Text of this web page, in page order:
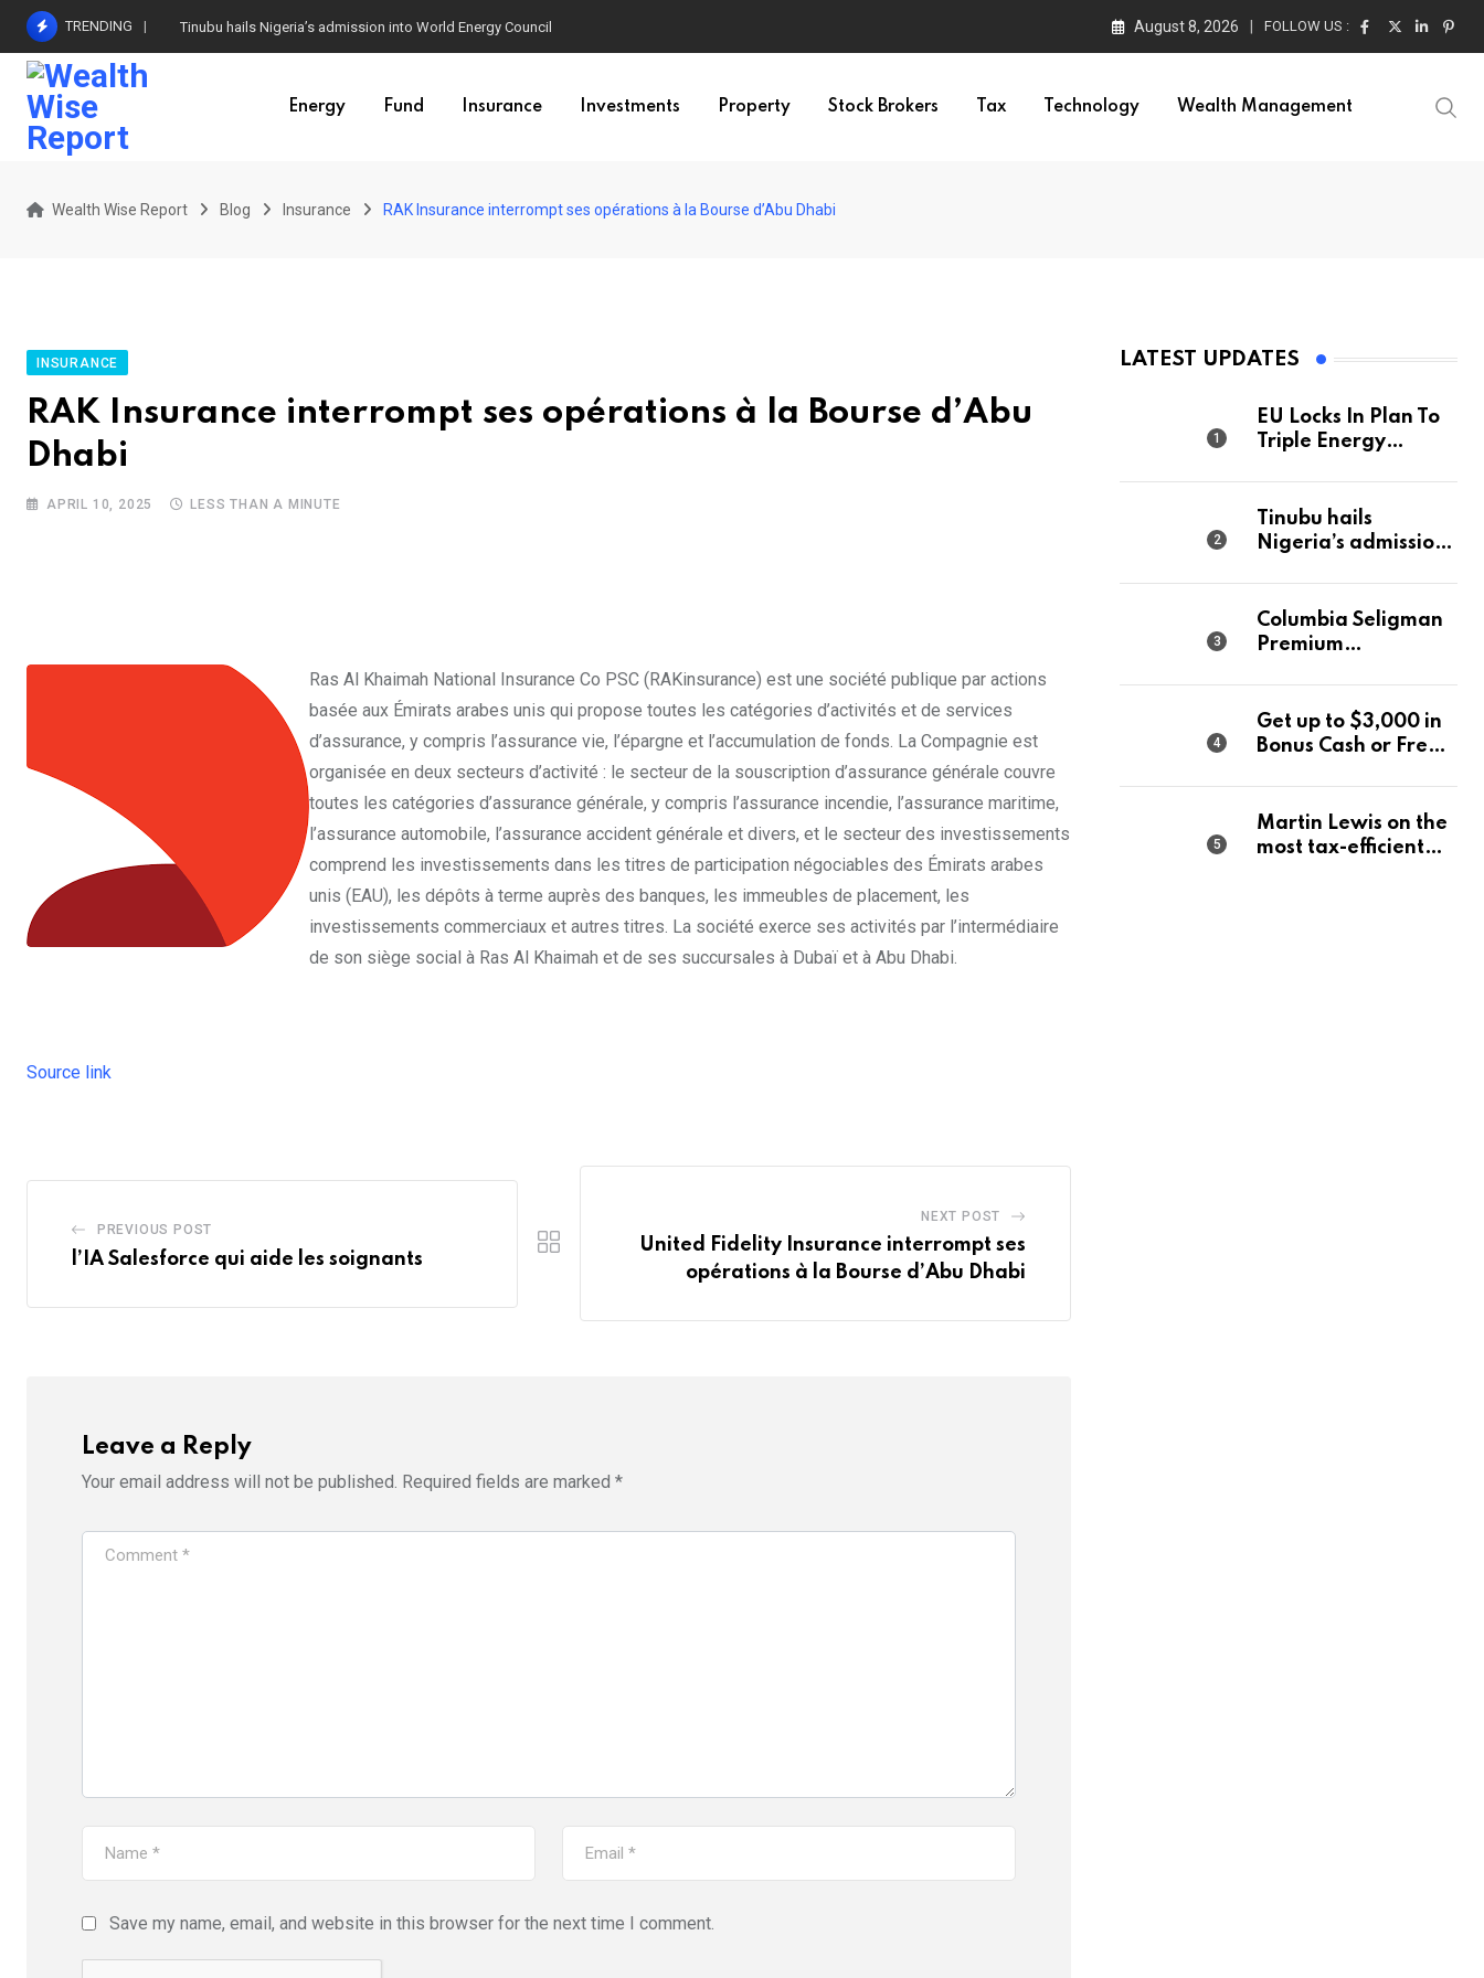
Skip
content
TRENDING Tinubu hails Nigeria’s admission into World Energy Council August 8, 2026 FOLLOW US :
Energy Fund Insurance Investments Property Stock Brokers Tax Technology Wealth Management
Wealth Wise Report Blog Insurance RAK Insurance interrompt ses opérations à la Bourse d’Abu Dhabi
INSURANCE
RAK Insurance interrompt ses opérations à la Bourse d’Abu
Dhabi
APRIL 10, 2025 LESS THAN A MINUTE
Ras Al Khaimah National Insurance Co PSC (RAKinsurance) est une société publique par actions
basée aux Émirats arabes unis qui propose toutes les catégories d’activités et de services
d’assurance, y compris l’assurance vie, l’épargne et l’accumulation de fonds. La Compagnie est
organisée en deux secteurs d’activité : le secteur de la souscription d’assurance générale couvre
toutes les catégories d’assurance générale, y compris l’assurance incendie, l’assurance maritime,
l’assurance automobile, l’assurance accident générale et divers, et le secteur des investissements
comprend les investissements dans les titres de participation négociables des Émirats arabes
unis (EAU), les dépôts à terme auprès des banques, les immeubles de placement, les
investissements commerciaux et autres titres. La société exerce ses activités par l’intermédiaire
de son siège social à Ras Al Khaimah et de ses succursales à Dubaï et à Abu Dhabi.
Source link
PREVIOUS POST
l’IA Salesforce qui aide les soignants
NEXT POST
United Fidelity Insurance interrompt ses
opérations à la Bourse d’Abu Dhabi
Leave a Reply
Your email address will not be published. Required fields are marked *
Save my name, email, and website in this browser for the next time I comment.
LATEST UPDATES
EU Locks In Plan To
Triple Energy
Tinubu hails
Nigeria’s admission
Columbia Seligman
Premium
Third Quarter
Distribution: 9.25%
Investors
Get up to $3,000 in
Bonus Cash or Free
of August 2026
Martin Lewis on the
most tax-efficient